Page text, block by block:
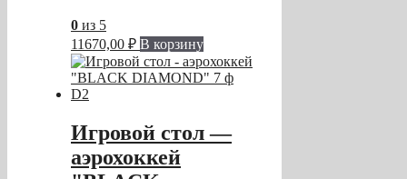
0 из 5
11670,00 ₽ В корзину
Игровой стол —
аэрохоккей